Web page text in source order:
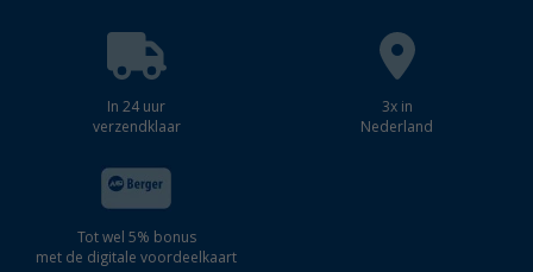
In 24 uur
verzendklaar
3x in
Nederland
Tot wel 5% bonus
met de digitale voordeelkaart